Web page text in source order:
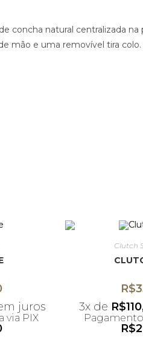
concha natural centralizada na
mão e uma removível tira colo.
juros
via PIX
Clutch
R$
3x de R$
Pagamento
R$